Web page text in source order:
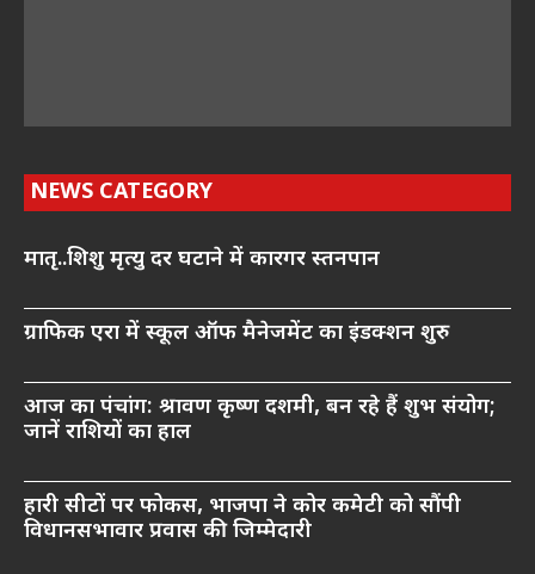
NEWS CATEGORY
मातृ..शिशु मृत्यु दर घटाने में कारगर स्तनपान
ग्राफिक एरा में स्कूल ऑफ मैनेजमेंट का इंडक्शन शुरु
आज का पंचांग: श्रावण कृष्ण दशमी, बन रहे हैं शुभ संयोग;
जानें राशियों का हाल
हारी सीटों पर फोकस, भाजपा ने कोर कमेटी को सौंपी
विधानसभावार प्रवास की जिम्मेदारी